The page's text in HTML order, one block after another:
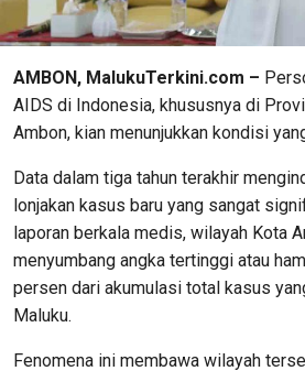
AMBON, MalukuTerkini.com –
AIDS di Indonesia, khususnya di
Ambon, kian menunjukkan kondisi
Data dalam tiga tahun terakhir
lonjakan kasus baru yang sangat
laporan berkala medis, wilayah Kota
menyumbang angka tertinggi atau
persen dari akumulasi total kasus
Maluku.
Fenomena ini membawa wilayah